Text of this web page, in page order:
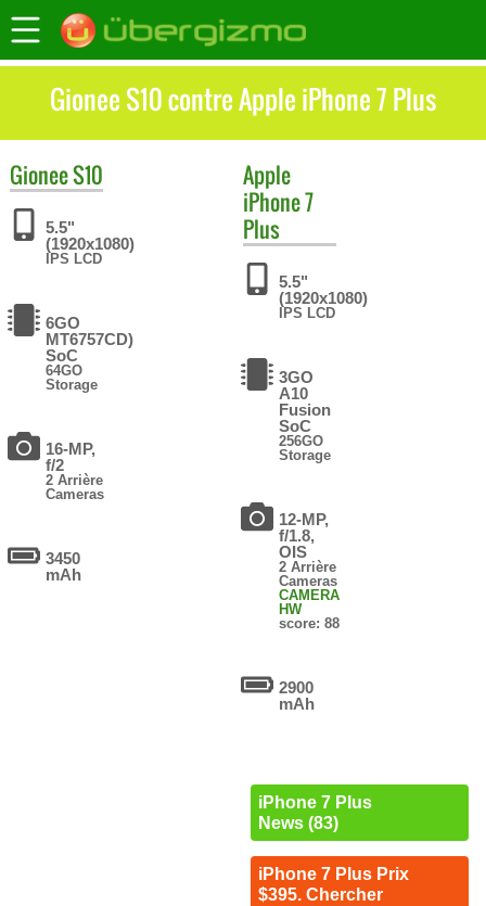
Gionee S10 contre Apple iPhone 7 Plus
GioneeS10
5.5"
(1920x1080)
IPS LCD
6GO
MT6757CD)
SoC
64GO
Storage
16-MP,
f/2
2 Arrière
Cameras
3450
mAh
Apple
iPhone 7
Plus
5.5"
(1920x1080)
IPS LCD
3GO
A10
Fusion
SoC
256GO
Storage
12-MP,
f/1.8,
OIS
2 Arrière
Cameras
CAMERA
HW
score: 88
2900
mAh
iPhone 7 Plus
News (83)
iPhone 7 Plus Prix
$395. Chercher